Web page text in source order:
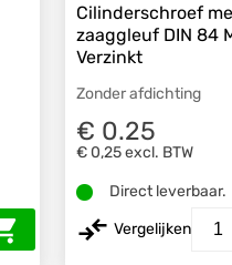
Cilinderschroef
zaaggleuf DIN 84
Verzinkt
Zonder afdichting
€ 0.25
€ 0,25excl. BTW
Direct leverbaar.
Vergelijken